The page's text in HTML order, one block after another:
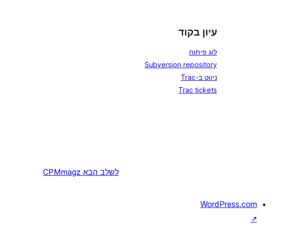
עיון בקוד
לוג פיתוח
Subversion repository
ניווט ב-Trac
Trac tickets
לשלב הבא CPMmagz
WordPress.com
↗